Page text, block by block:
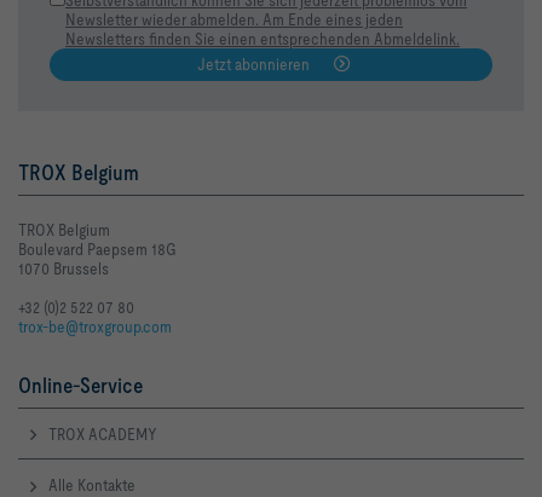
Newsletter wieder abmelden. Am Ende eines jeden
Newsletters finden Sie einen entsprechenden Abmeldelink.
Jetzt abonnieren
TROX Belgium
TROX Belgium
Boulevard Paepsem 18G
1070 Brussels
+32 (0)2 522 07 80
trox-be@troxgroup.com
Online-Service
TROX ACADEMY
Alle Kontakte